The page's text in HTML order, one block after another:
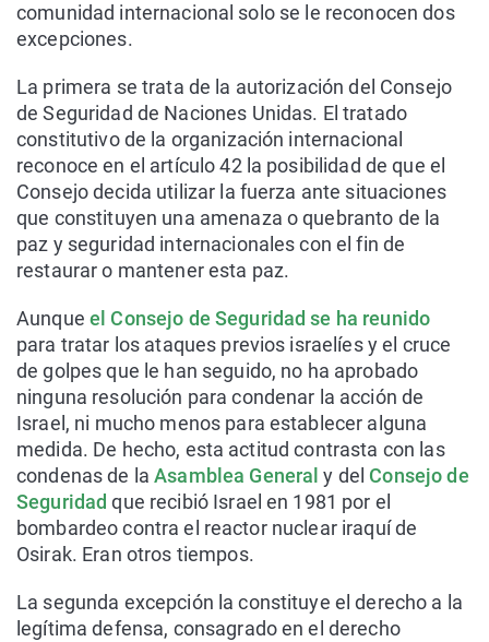
comunidad internacional solo se le reconocen dos
excepciones.
La primera se trata de la autorización del Consejo
de Seguridad de Naciones Unidas. El tratado
constitutivo de la organización internacional
reconoce en el artículo 42 la posibilidad de que el
Consejo decida utilizar la fuerza ante situaciones
que constituyen una amenaza o quebranto de la
paz y seguridad internacionales con el fin de
restaurar o mantener esta paz.
Aunque el Consejo de Seguridad se ha reunido
para tratar los ataques previos israelíes y el cruce
de golpes que le han seguido, no ha aprobado
ninguna resolución para condenar la acción de
Israel, ni mucho menos para establecer alguna
medida. De hecho, esta actitud contrasta con las
condenas de laAsamblea General y del Consejo de
Seguridad que recibió Israel en 1981 por el
bombardeo contra el reactor nuclear iraquí de
Osirak. Eran otros tiempos.
La segunda excepción la constituye el derecho a la
legítima defensa, consagrado en el derecho